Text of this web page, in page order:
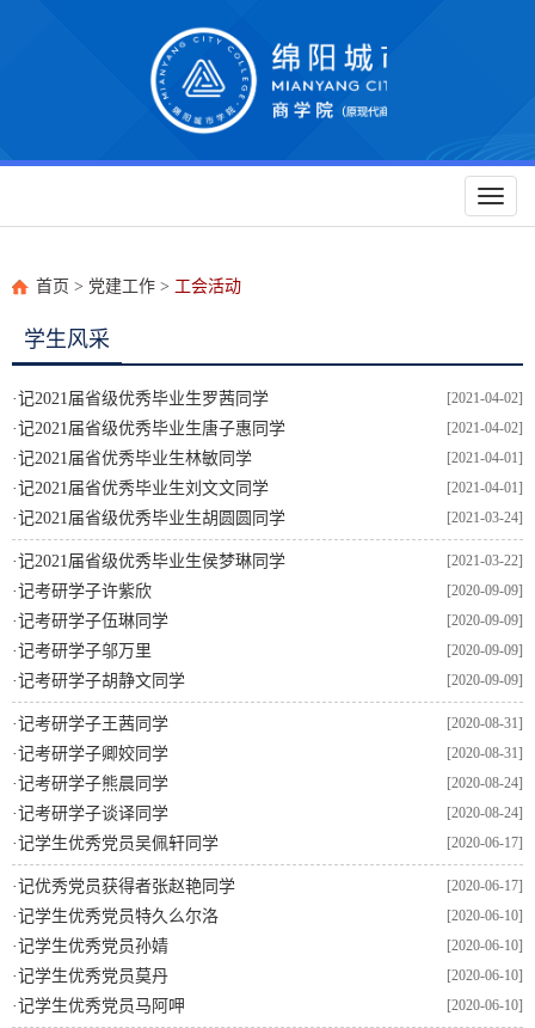
Toggle
首页 > 党建工作 > 工会活动
学生风采
[2021-04-02]
·记2021届省级优秀毕业生罗茜同学
[2021-04-02]
·记2021届省级优秀毕业生唐子惠同学
[2021-04-01]
·记2021届省优秀毕业生林敏同学
[2021-04-01]
·记2021届省优秀毕业生刘文文同学
[2021-03-24]
·记2021届省级优秀毕业生胡圆圆同学
[2021-03-22]
·记2021届省级优秀毕业生侯梦琳同学
[2020-09-09]
·记考研学子许紫欣
[2020-09-09]
·记考研学子伍琳同学
[2020-09-09]
·记考研学子邬万里
[2020-09-09]
·记考研学子胡静文同学
[2020-08-31]
·记考研学子王茜同学
[2020-08-31]
·记考研学子卿姣同学
[2020-08-24]
·记考研学子熊晨同学
[2020-08-24]
·记考研学子谈译同学
[2020-06-17]
·记学生优秀党员吴佩轩同学
[2020-06-17]
·记优秀党员获得者张赵艳同学
[2020-06-10]
·记学生优秀党员特久么尔洛
[2020-06-10]
·记学生优秀党员孙婧
[2020-06-10]
·记学生优秀党员莫丹
[2020-06-10]
·记学生优秀党员马阿呷